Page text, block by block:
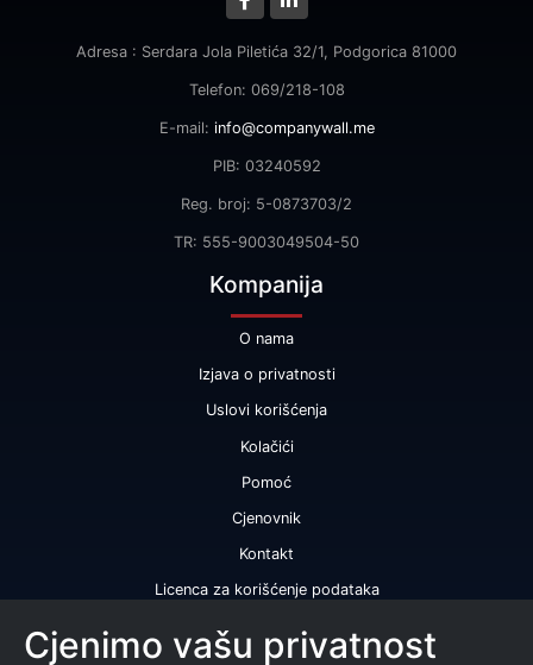
Adresa : Serdara Jola Piletića 32/1, Podgorica 81000
Telefon: 069/218-108
E-mail: info@companywall.me
PIB: 03240592
Reg. broj: 5-0873703/2
TR: 555-9003049504-50
Kompanija
O nama
Izjava o privatnosti
Uslovi korišćenja
Kolačići
Pomoć
Cjenovnik
Kontakt
Licenca za korišćenje podataka
Naše usluge
Cjenimo vašu privatnost